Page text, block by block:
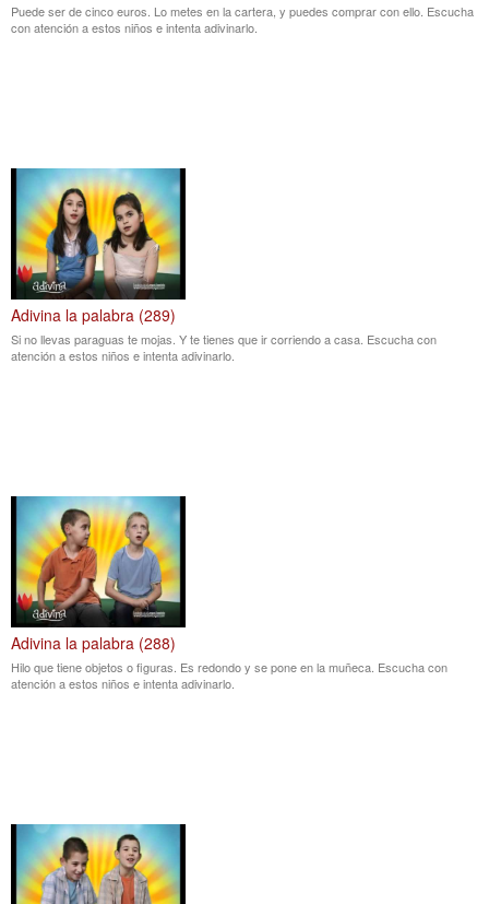
Puede ser de cinco euros. Lo metes en la cartera, y puedes comprar con ello. Escucha
con atención a estos niños e intenta adivinarlo.
Adivina la palabra (289)
Si no llevas paraguas te mojas. Y te tienes que ir corriendo a casa. Escucha con
atención a estos niños e intenta adivinarlo.
Adivina la palabra (288)
Hilo que tiene objetos o figuras. Es redondo y se pone en la muñeca. Escucha con
atención a estos niños e intenta adivinarlo.